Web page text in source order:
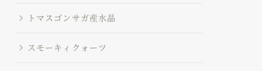
トマスゴンサガ産水晶
スモーキィクォーツ